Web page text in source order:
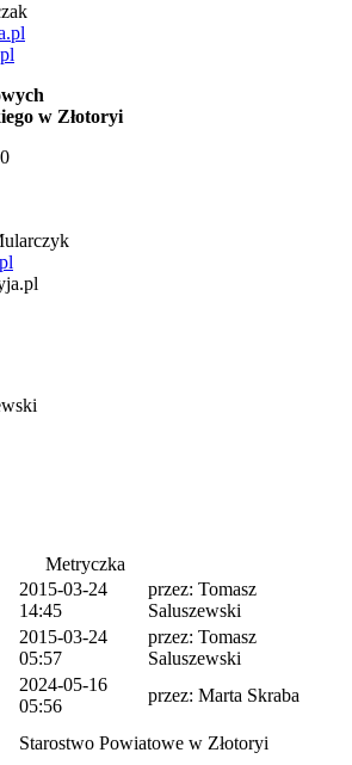
w Złotoryi
Metryczka
2015-03-24
14:45
przez: Tomasz
Saluszewski
2015-03-24
05:57
przez: Tomasz
Saluszewski
2024-05-16
05:56
przez: Marta Skraba
Starostwo Powiatowe w Złotoryi